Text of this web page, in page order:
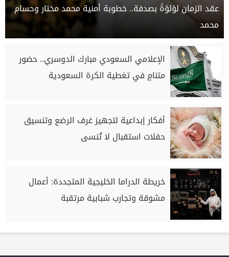
عقد الزمان لؤلؤةً بصدفة.. خطوبة أمنية محمد مختار وحسام
محمد
الإعلامي السعودي مبارك الدوسري.. حضور
متنامٍ في تغطية الكرة السعودية
أفكار إبداعية لتجهيز غرف الرضع وتنسيق
حفلات استقبال لا تُنسى
خريطة الدراما الخليجية المتجددة: أعمال
مشوقة وتجارب شبابية مرتقبة